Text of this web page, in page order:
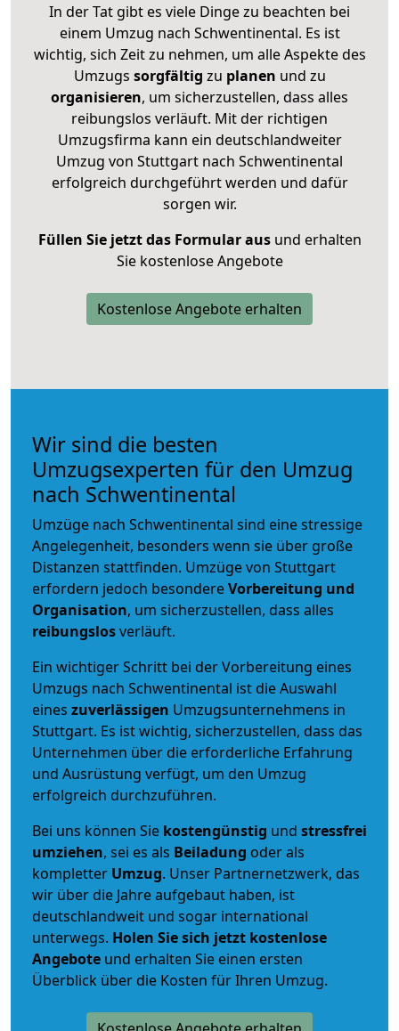
In der Tat gibt es viele Dinge zu beachten bei
einem Umzug nach Schwentinental. Es ist
wichtig, sich Zeit zu nehmen, um alle Aspekte des
Umzugs sorgfältig zu planen und zu
organisieren, um sicherzustellen, dass alles
reibungslos verläuft. Mit der richtigen
Umzugsfirma kann ein deutschlandweiter
Umzug von Stuttgart nach Schwentinental
erfolgreich durchgeführt werden und dafür
sorgen wir.
Füllen Sie jetzt das Formular ausund erhalten
Sie kostenlose Angebote
Kostenlose Angebote erhalten
Wir sind die besten
Umzugsexperten für den Umzug
nach Schwentinental
Umzüge nach Schwentinental sind eine stressige
Angelegenheit, besonders wenn sie über große
Distanzen stattfinden. Umzüge von Stuttgart
erfordern jedoch besondereVorbereitung und
Organisation, um sicherzustellen, dass alles
reibungslosverläuft.
Ein wichtiger Schritt bei der Vorbereitung eines
Umzugs nach Schwentinental ist die Auswahl
eines zuverlässigen Umzugsunternehmens in
Stuttgart. Es ist wichtig, sicherzustellen, dass das
Unternehmen über die erforderliche Erfahrung
und Ausrüstung verfügt, um den Umzug
erfolgreich durchzuführen.
Bei uns können Sie kostengünstig und stressfrei
umziehen, sei es als Beiladung oder als
kompletter Umzug. Unser Partnernetzwerk, das
wir über die Jahre aufgebaut haben, ist
deutschlandweit und sogar international
unterwegs. Holen Sie sich jetzt kostenlose
Angebote und erhalten Sie einen ersten
Überblick über die Kosten für Ihren Umzug.